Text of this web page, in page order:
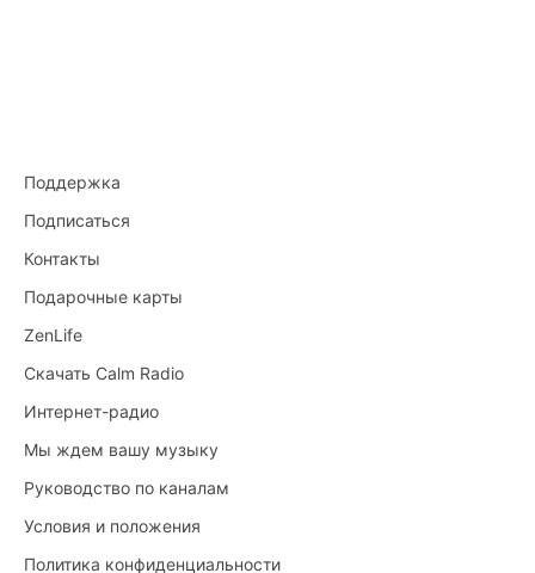
Поддержка
Подписаться
Контакты
Подарочные карты
ZenLife
Скачать Calm Radio
Интернет-радио
Мы ждем вашу музыку
Руководство по каналам
Условия и положения
Политика конфиденциальности